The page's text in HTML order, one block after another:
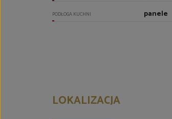
PODŁOGA KUCHNI panele
LOKALIZACJA